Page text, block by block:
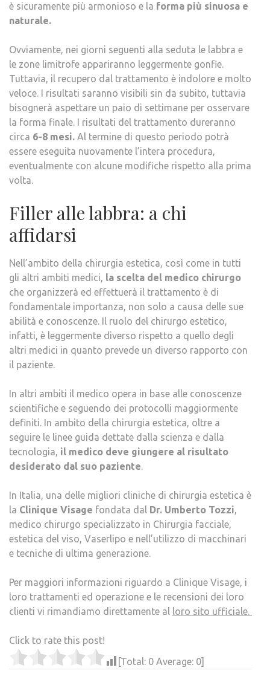
è sicuramente più armonioso e la forma più sinuosa e
naturale.
Ovviamente, nei giorni seguenti alla seduta le labbra e
le zone limitrofe appariranno leggermente gonfie.
Tuttavia, il recupero dal trattamento è indolore e molto
veloce. I risultati saranno visibili sin da subito, tuttavia
bisognerà aspettare un paio di settimane per osservare
la forma finale. I risultati del trattamento dureranno
circa 6-8 mesi. Al termine di questo periodo potrà
essere eseguita nuovamente l’intera procedura,
eventualmente con alcune modifiche rispetto alla prima
volta.
Filler alle labbra: a chi
affidarsi
Nell’ambito della chirurgia estetica, così come in tutti
gli altri ambiti medici, la scelta del medico chirurgo
che organizzerà ed effettuerà il trattamento è di
fondamentale importanza, non solo a causa delle sue
abilità e conoscenze. Il ruolo del chirurgo estetico,
infatti, è leggermente diverso rispetto a quello degli
altri medici in quanto prevede un diverso rapporto con
il paziente.
In altri ambiti il medico opera in base alle conoscenze
scientifiche e seguendo dei protocolli maggiormente
definiti. In ambito della chirurgia estetica, oltre a
seguire le linee guida dettate dalla scienza e dalla
tecnologia, il medico deve giungere al risultato
desiderato dal suo paziente.
In Italia, una delle migliori cliniche di chirurgia estetica è
la Clinique Visage fondata dal Dr. Umberto Tozzi,
medico chirurgo specializzato in Chirurgia facciale,
estetica del viso, Vaserlipo e nell’utilizzo di macchinari
e tecniche di ultima generazione.
Per maggiori informazioni riguardo a Clinique Visage, i
loro trattamenti ed operazione e le recensioni dei loro
clienti vi rimandiamo direttamente al loro sito ufficiale.
Click to rate this post!
[Total: 0 Average: 0]